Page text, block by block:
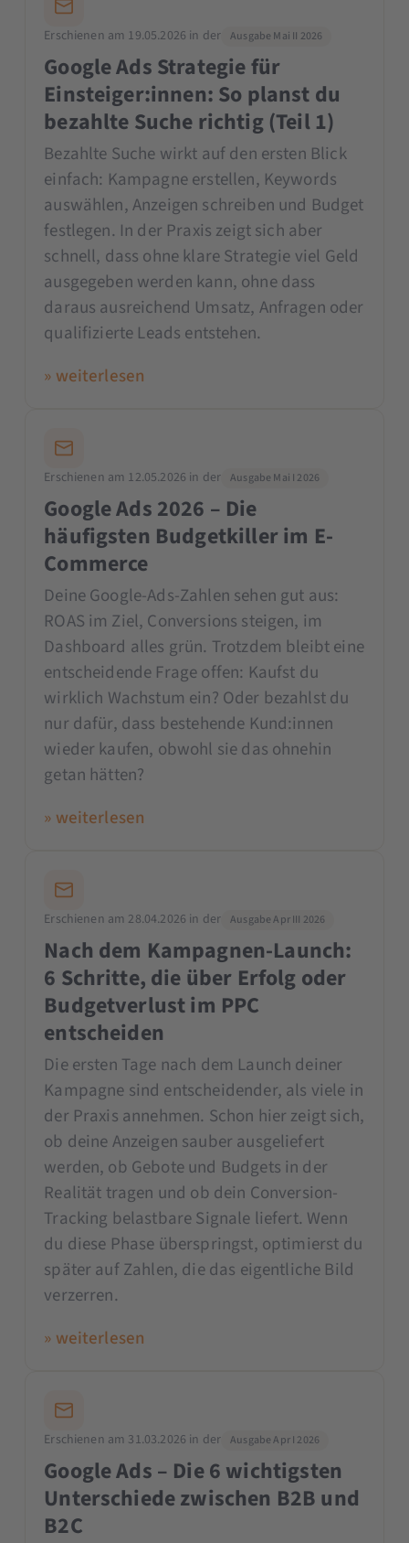
Erschienen am 19.05.2026 in der Ausgabe Mai II 2026
Google Ads Strategie für
Einsteiger:innen: So planst du
bezahlte Suche richtig (Teil 1)
Bezahlte Suche wirkt auf den ersten Blick
einfach: Kampagne erstellen, Keywords
auswählen, Anzeigen schreiben und Budget
festlegen. In der Praxis zeigt sich aber
schnell, dass ohne klare Strategie viel Geld
ausgegeben werden kann, ohne dass
daraus ausreichend Umsatz, Anfragen oder
qualifizierte Leads entstehen.
» weiterlesen
Erschienen am 12.05.2026 in der Ausgabe Mai I 2026
Google Ads 2026 – Die
häufigsten Budgetkiller im E-
Commerce
Deine Google-Ads-Zahlen sehen gut aus:
ROAS im Ziel, Conversions steigen, im
Dashboard alles grün. Trotzdem bleibt eine
entscheidende Frage offen: Kaufst du
wirklich Wachstum ein? Oder bezahlst du
nur dafür, dass bestehende Kund:innen
wieder kaufen, obwohl sie das ohnehin
getan hätten?
» weiterlesen
Erschienen am 28.04.2026 in der Ausgabe Apr III 2026
Nach dem Kampagnen-Launch:
6 Schritte, die über Erfolg oder
Budgetverlust im PPC
entscheiden
Die ersten Tage nach dem Launch deiner
Kampagne sind entscheidender, als viele in
der Praxis annehmen. Schon hier zeigt sich,
ob deine Anzeigen sauber ausgeliefert
werden, ob Gebote und Budgets in der
Realität tragen und ob dein Conversion-
Tracking belastbare Signale liefert. Wenn
du diese Phase überspringst, optimierst du
später auf Zahlen, die das eigentliche Bild
verzerren.
» weiterlesen
Erschienen am 31.03.2026 in der Ausgabe Apr I 2026
Google Ads – Die 6 wichtigsten
Unterschiede zwischen B2B und
B2C